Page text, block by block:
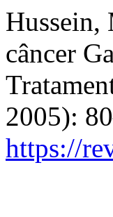
Hussein,
câncer
2005):
https://